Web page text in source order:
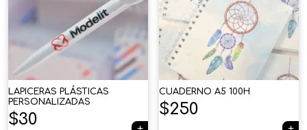
LAPICERAS PLÁSTICAS
PERSONALIZADAS
$30
CUADERNO A5 100H
$250